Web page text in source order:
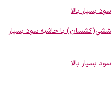
بسیار بالا
با حاشیه سود بسیار
بسیار بالا